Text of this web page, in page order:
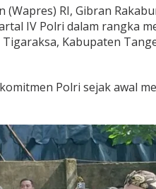
(Wapres) RI, Gibran
IV Polri dalam rangka
Kabupaten
Polri sejak awal